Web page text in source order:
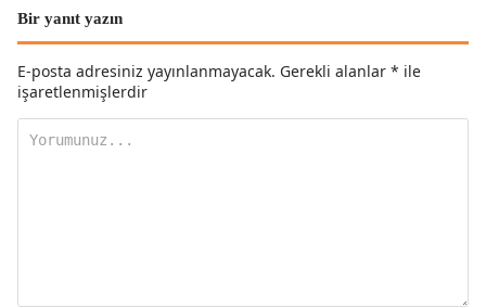
Bir yanıt yazın
E-posta adresiniz yayınlanmayacak. Gerekli alanlar * ile
işaretlenmişlerdir